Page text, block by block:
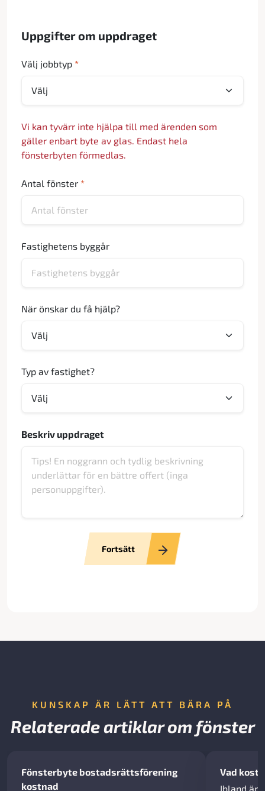
Uppgifter om uppdraget
Välj jobbtyp *
Vi kan tyvärr inte hjälpa till med ärenden som
gäller enbart byte av glas. Endast hela
fönsterbyten förmedlas.
Antal fönster *
Fastighetens byggår
När önskar du få hjälp?
Typ av fastighet?
Beskriv uppdraget
Fortsätt
KUNSKAP ÄR LÄTT ATT BÄRA PÅ
Relaterade artiklar om fönster
Fönsterbyte bostadsrättsförening
kostnad
Vad
Ibland är